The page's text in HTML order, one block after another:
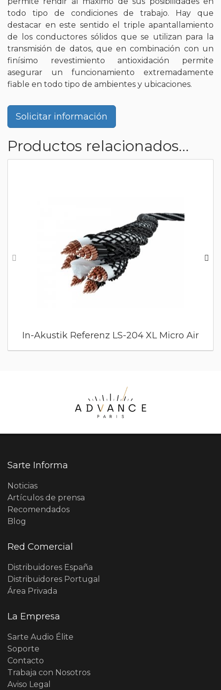
todo tipo de condiciones de trabajo. Hay que
destacar en este sentido el triple apantallamiento
de los conductores sólidos que se utilizan para la
transmisión de datos, que en combinación con un
finísimo revestimiento antioxidación permite
asegurar un funcionamiento extremadamente
fiable en todo tipo de ambientes y ubicaciones.
Solicitar información
Productos relacionados...
In-Akustik Referenz LS-204 XL Micro Air
Sarte Informa
Noticias
Artículos de prensa
Recomendados
Blog
Red Comercial
Distribuidores España
Distribuidores Portugal
Área Privada
La Empresa
Sarte Audio Élite
Soporte
Contacto
Trabaja con Nosotros
Aviso Legal